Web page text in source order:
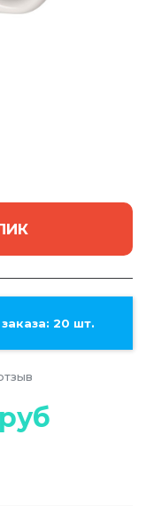
20 шт.
руб